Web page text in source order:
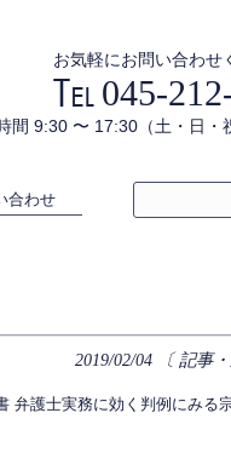
お気軽にお問い合わせ
045-
間 9:30 〜 17:30（土・日・
合わせ
2019/02/04 〔 記事
弁護士実務に効く判例にみる